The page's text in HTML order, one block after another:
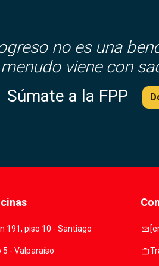
no es una
viene con
Súmate a la FPP
191, piso 10 - Santiago
5 - Valparaíso
mail
work